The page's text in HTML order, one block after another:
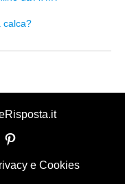
calca?
e Cookies